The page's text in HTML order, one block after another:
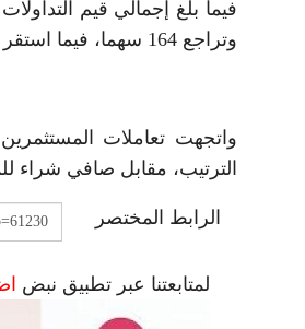
وتراجع 164 سهما، فيما استقر 32 سهما دون تغيير.
الترتيب، مقابل صافي شراء للمستثمرين
الرابط المختصر
لمتابعتنا عبر تطبيق نبض